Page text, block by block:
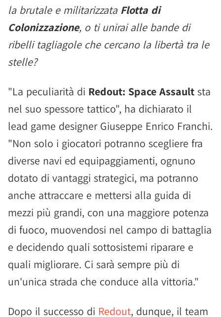
la brutale e militarizzata Flotta di
Colonizzazione, o ti unirai alle bande di
ribelli tagliagole che cercano la libertà tra le
stelle?
"La peculiarità di Redout: Space Assault sta
nel suo spessore tattico", ha dichiarato il
lead game designer Giuseppe Enrico Franchi.
"Non solo i giocatori potranno scegliere fra
diverse navi ed equipaggiamenti, ognuno
dotato di vantaggi strategici, ma potranno
anche attraccare e mettersi alla guida di
mezzi più grandi, con una maggiore potenza
di fuoco, muovendosi nel campo di battaglia
e decidendo quali sottosistemi riparare e
quali migliorare. Ci sarà sempre più di
un'unica strada che conduce alla vittoria."
Dopo il successo di Redout, dunque, il team